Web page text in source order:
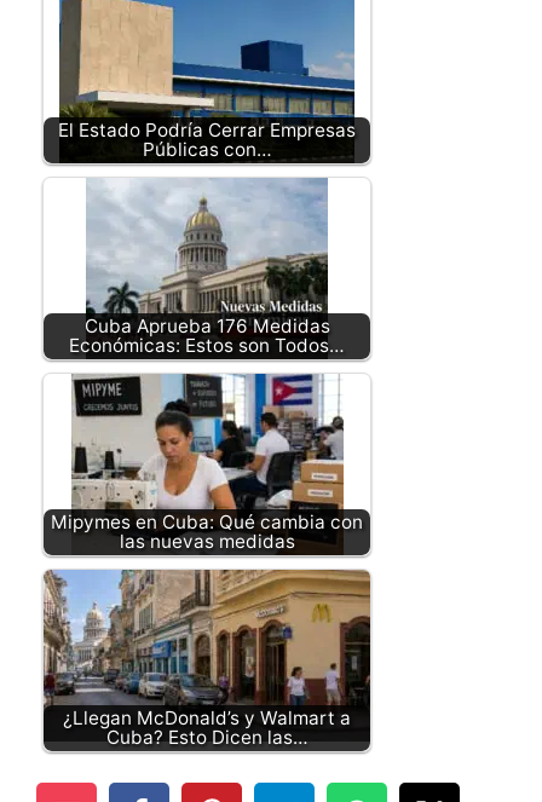
El Estado Podría Cerrar Empresas
Públicas con…
Cuba Aprueba 176 Medidas
Económicas: Estos son Todos…
Mipymes en Cuba: Qué cambia con
las nuevas medidas
¿Llegan McDonald’s y Walmart a
Cuba? Esto Dicen las…